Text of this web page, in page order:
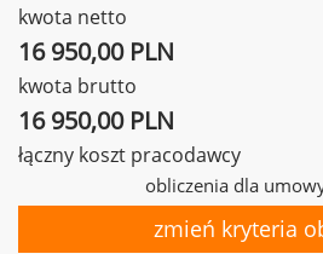
kwota netto
16 950,00 PLN
kwota brutto
16 950,00 PLN
łączny koszt pracodawcy
obliczenia dla
zmień kryteria